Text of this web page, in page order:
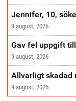
Jennifer, 10,
9 august, 2026
Gav fel uppgift
9 august, 2026
Allvarligt skadad
9 august, 2026